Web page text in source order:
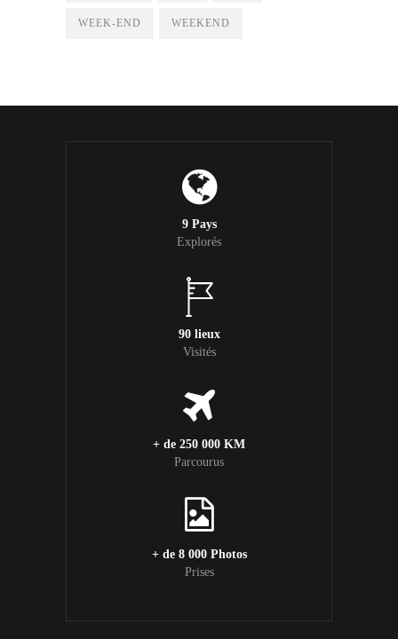
WEEK-END WEEKEND
9 Pays
Explorés
90 lieux
Visités
+ de 250 000 KM
Parcourus
+ de 8 000 Photos
Prises